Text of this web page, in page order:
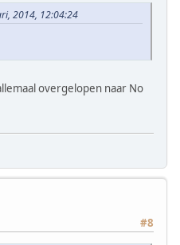
2014, 12:04:24
overgelopen naar No
#8